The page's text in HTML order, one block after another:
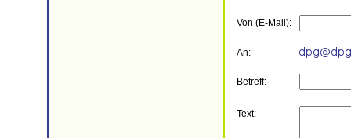
Von (E-Mail):
An:
Betreff:
Text: